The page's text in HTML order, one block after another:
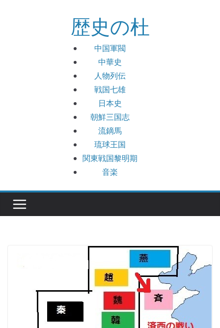
歴史の杜
中国軍閥
中華史
人物列伝
戦国七雄
日本史
朝鮮三国志
流鏑馬
琉球王国
関東戦国黎明期
音楽